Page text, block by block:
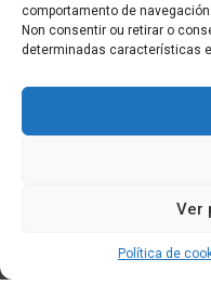
comportamento de
Non consentir ou retirar o
determinadas características
Ver
Política de